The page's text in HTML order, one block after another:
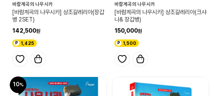
바람계곡의 나우시카
[바람계곡의 나우시카] 상조갈레리아(장갑
병 2SET)
142,500
1,425
바람계곡의 나우시카
[바람계곡의 나우시카] 상조갈레리아(크샤
나& 장갑병)
150,000
1,500
10